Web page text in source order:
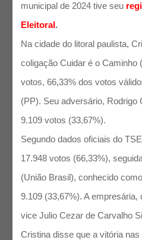
municipal de 2024 tive seu
Eleitoral.
Na cidade do litoral paulista,
coligação Cuidar é o Caminho
votos, 66,33% dos votos
(PP). Seu adversário,
9.109 votos (33,67%).
Segundo dados oficiais do
17.948 votos (66,33%),
(União Brasil), conhecido
9.109 (33,67%). A empresária,
vice Julio Cezar de Carvalho
Cristina disse que a vitória